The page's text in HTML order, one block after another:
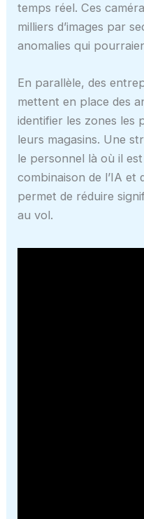
temps réel. Ces
milliers d’images par
anomalies qui
En parallèle, des
mettent en place des
identifier les zones les
leurs magasins. Une
le personnel là où il
combinaison de l’IA et
permet de réduire
au vol.